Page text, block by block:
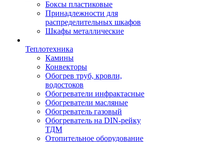
Боксы пластиковые
Принадлежности для
распределительных шкафов
Шкафы металлические
Теплотехника
Камины
Конвекторы
Обогрев труб, кровли,
водостоков
Обогреватели инфрактасные
Обогреватели масляные
Обогреватель газовый
Обогреватель на DIN-рейку
ТДМ
Отопительное оборудование